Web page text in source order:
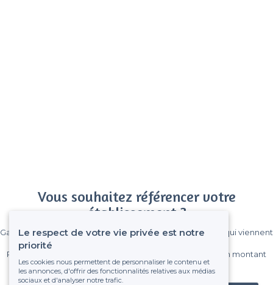
Vous souhaitez référencer votre
établissement ?
Gagnez de nombreux clients parmi le million de visiteurs qui viennent
Pas de commissions et sans engagement, vous payez un montant
fixe sans risque de voir déraper la facture.
Le respect de votre vie privée est notre
priorité
Les cookies nous permettent de personnaliser le contenu et
les annonces, d'offrir des fonctionnalités relatives aux médias
sociaux et d'analyser notre trafic.